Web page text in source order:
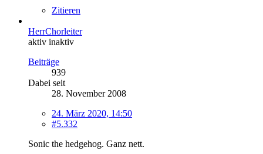
Zitieren
HerrChorleiter
aktiv inaktiv
Beiträge
939
Dabei seit
28. November 2008
24. März 2020, 14:50
#5.332
Sonic the hedgehog. Ganz nett.